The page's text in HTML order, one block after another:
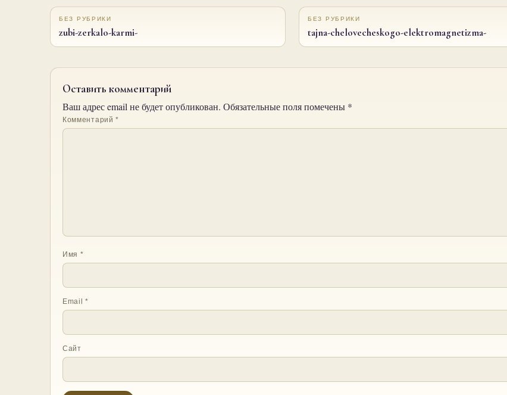
БЕЗ РУБРИКИ
zubi-zerkalo-karmi-
БЕЗ РУБРИКИ
tajna-chelovecheskogo-elektromagnetizma-
Оставить комментарий
Ваш адрес email не будет опубликован. Обязательные поля помечены *
Комментарий*
Имя *
Email*
Сайт